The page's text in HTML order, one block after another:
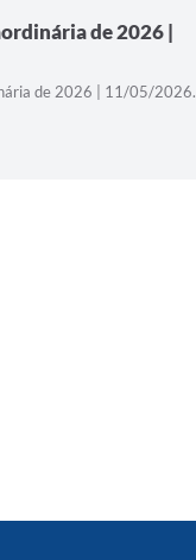
de 2026 |
de 2026 | 11/05/2026.